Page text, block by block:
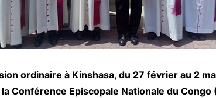
ordinaire à Kinshasa, du 27 février au 2
Conférence Episcopale Nationale du